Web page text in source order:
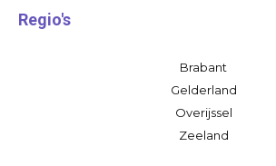
Regio's
Brabant
Gelderland
Overijssel
Zeeland